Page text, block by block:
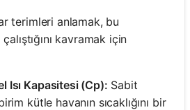
terimleri anlamak, bu
çalıştığını kavramak için
Isı Kapasitesi (Cp): Sabit
kütle havanın sıcaklığını bir